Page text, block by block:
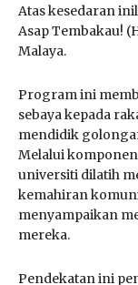
Atas kesedaran
Asap Tembakau!
Malaya.
Program ini
sebaya kepada
mendidik
Melalui
universiti dilatih
kemahiran
menyampaikan
mereka.
Pendekatan ini